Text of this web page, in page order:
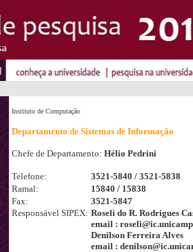
Instituto de Computação
Departamento de Sistemas de Informação
Chefe de Departamento: Hélio Pedrini
Telefone:
3521-5840 / 3521-5838
Ramal:
15840 / 15838
Fax:
3521-5847
Responsável SIPEX: Roseli do R. Rodrigues
email :
Denilson Ferreira Alves
email :